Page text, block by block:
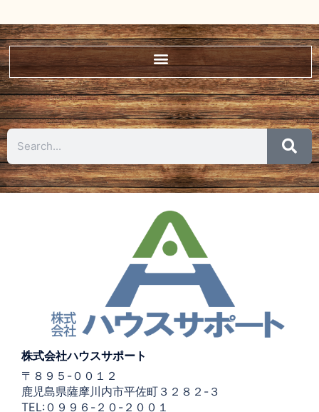
株式会社ハウスサポート
〒８９５-００１２
鹿児島県薩摩川内市平佐町３２８２-３
TEL:０９９６-２０-２００１